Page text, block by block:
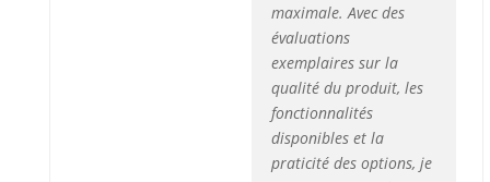
maximale. Avec des
évaluations
exemplaires sur la
qualité du produit, les
fonctionnalités
disponibles et la
praticité des options, je